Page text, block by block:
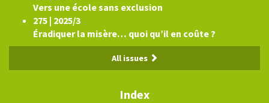
Vers une école sans exclusion
275 | 2025/3
Éradiquer la misère… quoi qu’il en coûte ?
All issues
Index